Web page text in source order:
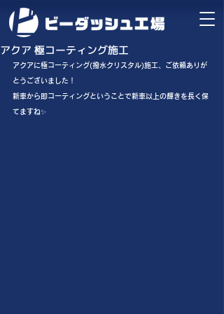
アクア 極コーティング施工
アクアに極コーティング(撥水クリスタル)施工、ご依頼ありが
とうございました！
新車から即コーティングということで新車以上の輝きを長く保
てますね✨